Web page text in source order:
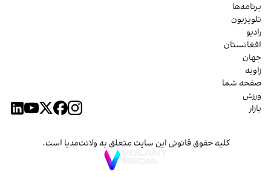
برنامه‌ها
تلویزیون
رادیو
افغانستان
جهان
زاویه
صفحه شما
ورزش
بازار
کلیه حقوق قانونی این سایت متعلق به ولانت‌مدیا است.